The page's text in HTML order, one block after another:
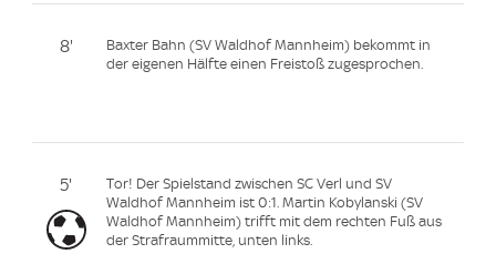
8'
Baxter Bahn (SV Waldhof Mannheim) bekommt in
der eigenen Hälfte einen Freistoß zugesprochen.
5'
Tor! Der Spielstand zwischen SC Verl und SV
Waldhof Mannheim ist 0:1. Martin Kobylanski (SV
Waldhof Mannheim) trifft mit dem rechten Fuß aus
der Strafraummitte, unten links.